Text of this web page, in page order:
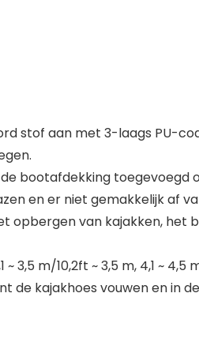
stof aan met 3-laags PU-
bootafdekking
en er niet gemakkelijk af
opbergen van kajakken, het
m/10,2ft ~ 3,5 m, 4,1 ~ 4,5
de kajakhoes vouwen en in